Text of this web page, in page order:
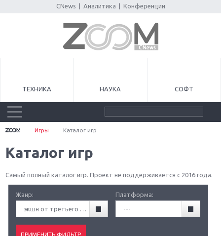
CNews Аналитика Конференции
ТЕХНИКА НАУКА СОФТ
Игры Каталог игр
Каталог игр
Самый полный каталог игр. Проект не поддерживается с 2016 года.
Жанр:
экшн от третьего лица (TPA)
Платформа:
---